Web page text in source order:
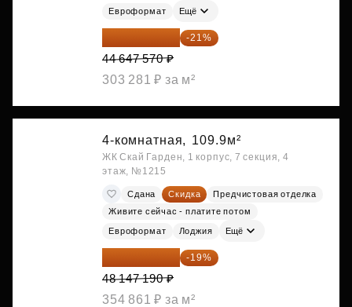
Евроформат Ещё
35 271 580 ₽ -21%
44 647 570 ₽
303 281 ₽ за м²
4-комнатная, 109.9м²
ЖК Скай Гарден, 1 корпус, 7 секция, 4
этаж, №1215
Сдана Скидка
Предчистовая отделка
Живите сейчас - платите потом
Евроформат Лоджия Ещё
38 999 224 ₽ -19%
48 147 190 ₽
354 861 ₽ за м²